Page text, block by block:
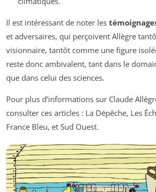
Il est intéressant de noter les
et adversaires, qui perçoivent Allègre
visionnaire, tantôt comme une figure
reste donc ambivalent, tant dans le
que dans celui des sciences.
Pour plus d’informations sur Claude
consulter ces articles : La Dépêche, Les
France Bleu, et Sud Ouest.